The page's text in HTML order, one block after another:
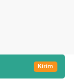
Kirim